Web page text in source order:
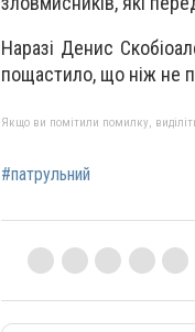
Наразі Денис
пощастило, що ніж не
Якщо ви помітили помилку,
#патрульний